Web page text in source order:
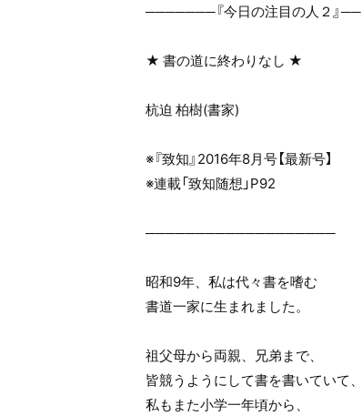
───────『今日の注目の人２』──
★ 書の道に終わりなし ★
杭迫 柏樹(書家)
※『致知』2016年8月号【最新号】
※連載「致知随想」P92
───────────────────
昭和9年、私は代々書を嗜む
書道一家に生まれました。
祖父母から両親、兄弟まで、
皆競うようにして書を書いていて、
私もまた小学一年頃から、